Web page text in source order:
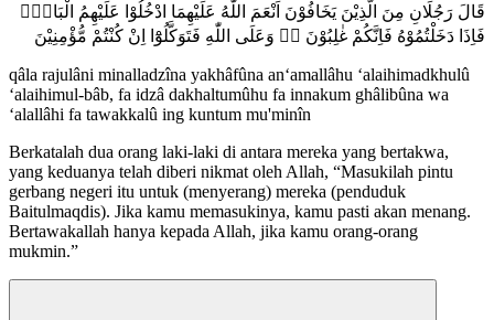
قَالَ رَجُلَانِ مِنَ الَّذِيْنَ يَخَافُوْنَ اَنْعَمَ اللّٰهُ عَلَيْهِمَا ادْخُلُوْا عَلَيْهِمُ الْبَابَۚ
فَاِذَا دَخَلْتُمُوْهُ فَاِنَّكُمْ غٰلِبُوْنَ ەۙ وَعَلَى اللّٰهِ فَتَوَكَّلُوْٓا اِنْ كُنْتُمْ مُّؤْمِنِيْنَ
qâla rajulâni minalladzîna yakhâfûna an‘amallâhu ‘alaihimadkhulû
‘alaihimul-bâb, fa idzâ dakhaltumûhu fa innakum ghâlibûna wa
‘alallâhi fa tawakkalû ing kuntum mu'minîn
Berkatalah dua orang laki-laki di antara mereka yang bertakwa,
yang keduanya telah diberi nikmat oleh Allah, “Masukilah pintu
gerbang negeri itu untuk (menyerang) mereka (penduduk
Baitulmaqdis). Jika kamu memasukinya, kamu pasti akan menang.
Bertawakallah hanya kepada Allah, jika kamu orang-orang
mukmin.”